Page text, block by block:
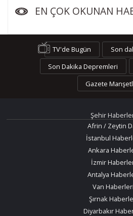
EN ÇOK OKUNAN
TV'de Bugün
Son
Son Dakika Depremleri
Gazete
Şehir
Afrin / Zeytin
İstanbul
Ankara
İzmir
Antalya
Van Haberleri
Şırnak
Diyarbakır